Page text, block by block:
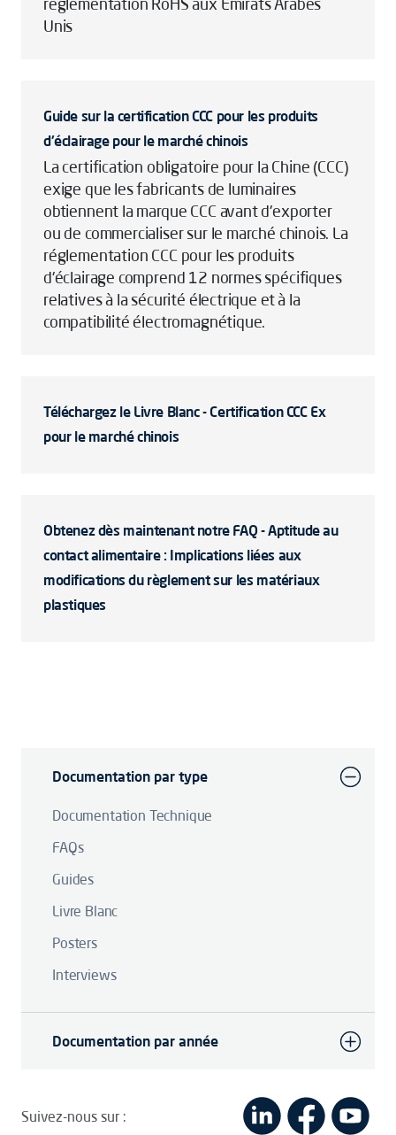
Unis
Guide sur la certification CCC pour les produits
d'éclairage pour le marché chinois
La certification obligatoire pour la Chine (CCC)
exige que les fabricants de luminaires
obtiennent la marque CCC avant d'exporter
ou de commercialiser sur le marché chinois. La
réglementation CCC pour les produits
d'éclairage comprend 12 normes spécifiques
relatives à la sécurité électrique et à la
compatibilité électromagnétique.
Téléchargez le Livre Blanc - Certification CCC Ex
pour le marché chinois
Obtenez dès maintenant notre FAQ - Aptitude au
contact alimentaire : Implications liées aux
modifications du règlement sur les matériaux
plastiques
Documentation par type
Documentation Technique
FAQs
Guides
Livre Blanc
Posters
Interviews
Documentation par année
Suivez-nous sur :